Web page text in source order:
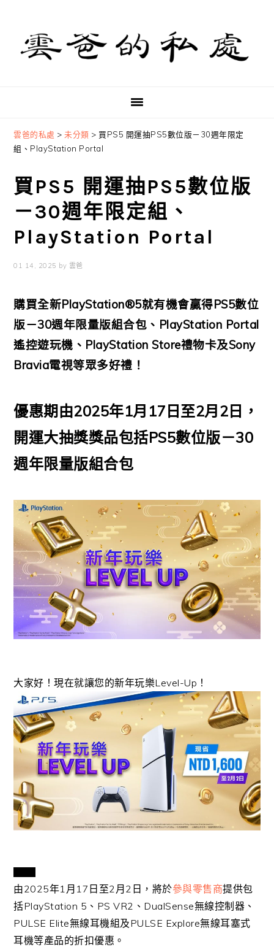
primary
navigation
content
primary
sidebar
雲爸的私處 >未分類 > 買PS5 開運抽PS5數位版－30週年限定
組、PlayStation Portal
買PS5 開運抽PS5數位版
－30週年限定組、
PlayStation Portal
01 14, 2025 by 雲爸
購買全新PlayStation®5就有機會贏得PS5數位
版－30週年限量版組合包、PlayStation Portal
遙控遊玩機、PlayStation Store禮物卡及Sony
Bravia電視等眾多好禮！
優惠期由2025年1月17日至2月2日，
開運大抽獎獎品包括PS5數位版－30
週年限量版組合包
大家好！現在就讓您的新年玩樂Level-Up！
VIEW
AND
DOWNLOAD
IMAGE
由2025年1月17日至2月2日，將於參與零售商提供包
括PlayStation 5、PS VR2、DualSense無線控制器、
PULSE Elite無線耳機組及PULSE Explore無線耳塞式
耳機等產品的折扣優惠。